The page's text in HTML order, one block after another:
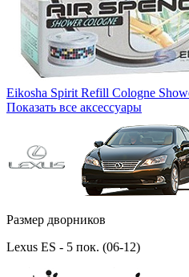
Eikosha Spirit Refill Cologne
Показать все аксессуары
Размер дворников
Lexus ES - 5 пок. (06-12)